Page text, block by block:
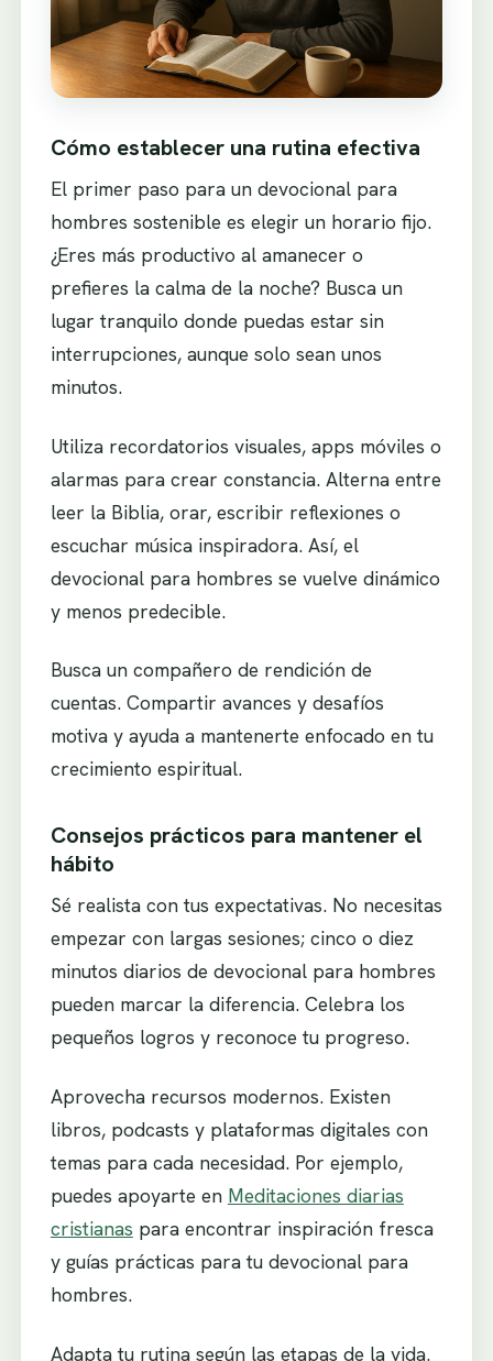
Cómo establecer una rutina efectiva
El primer paso para un devocional para
hombres sostenible es elegir un horario fijo.
¿Eres más productivo al amanecer o
prefieres la calma de la noche? Busca un
lugar tranquilo donde puedas estar sin
interrupciones, aunque solo sean unos
minutos.
Utiliza recordatorios visuales, apps móviles o
alarmas para crear constancia. Alterna entre
leer la Biblia, orar, escribir reflexiones o
escuchar música inspiradora. Así, el
devocional para hombres se vuelve dinámico
y menos predecible.
Busca un compañero de rendición de
cuentas. Compartir avances y desafíos
motiva y ayuda a mantenerte enfocado en tu
crecimiento espiritual.
Consejos prácticos para mantener el
hábito
Sé realista con tus expectativas. No necesitas
empezar con largas sesiones; cinco o diez
minutos diarios de devocional para hombres
pueden marcar la diferencia. Celebra los
pequeños logros y reconoce tu progreso.
Aprovecha recursos modernos. Existen
libros, podcasts y plataformas digitales con
temas para cada necesidad. Por ejemplo,
puedes apoyarte en Meditaciones diarias
cristianas para encontrar inspiración fresca
y guías prácticas para tu devocional para
hombres.
Adapta tu rutina según las etapas de la vida.